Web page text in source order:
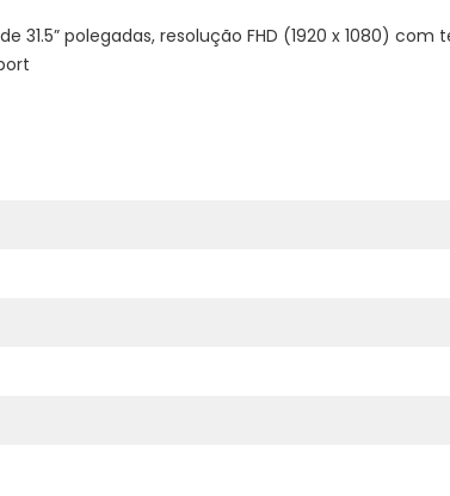
31.5” polegadas, resolução FHD (1920 x 1080)